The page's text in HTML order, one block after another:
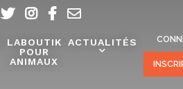
LABOUTIK
POUR
ANIMAUX
ACTUALITÉS